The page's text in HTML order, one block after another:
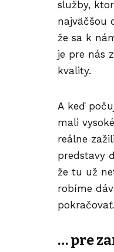
služby,
najväčšou
že sa k
je pre nás
kvality.
A keď
mali
reálne
predstavy
že tu už
robíme
pokračovať.
… pre